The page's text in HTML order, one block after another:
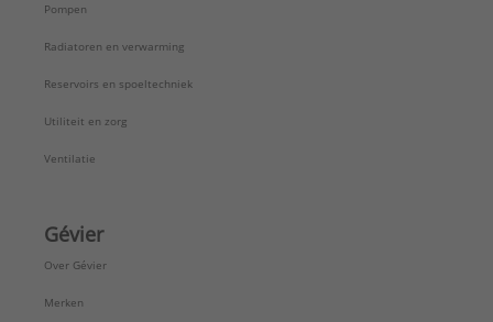
Pompen
Radiatoren en verwarming
Reservoirs en spoeltechniek
Utiliteit en zorg
Ventilatie
Gévier
Over Gévier
Merken